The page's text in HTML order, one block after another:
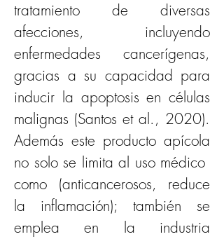
tratamiento de diversas
afecciones, incluyendo
enfermedades cancerígenas,
gracias a su capacidad para
inducir la apoptosis en células
malignas (Santos et al., 2020).
Además este producto apícola
no solo se limita al uso médico
como (anticancerosos, reduce
la inflamación); también se
emplea en la industria